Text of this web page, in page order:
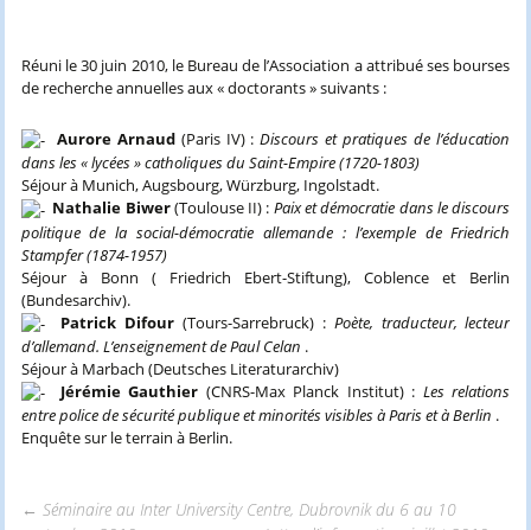
Réuni le 30 juin 2010, le Bureau de l’Association a attribué ses bourses
de recherche annuelles aux « doctorants » suivants :
Aurore Arnaud(Paris IV) :Discours et pratiques de l’éducation
dans les « lycées » catholiques du Saint-Empire (1720-1803)
Séjour à Munich, Augsbourg, Würzburg, Ingolstadt.
Nathalie Biwer(Toulouse II) : Paix et démocratie dans le discours
politique de la social-démocratie allemande : l’exemple de Friedrich
Stampfer (1874-1957)
Séjour à Bonn ( Friedrich Ebert-Stiftung), Coblence et Berlin
(Bundesarchiv).
Patrick Difour (Tours-Sarrebruck) : Poète, traducteur, lecteur
d’allemand. L’enseignement de Paul Celan .
Séjour à Marbach (Deutsches Literaturarchiv)
Jérémie Gauthier (CNRS-Max Planck Institut) : Les relations
entre police de sécurité publique et minorités visibles à Paris et à Berlin .
Enquête sur le terrain à Berlin.
← Séminaire au Inter University Centre, Dubrovnik du 6 au 10